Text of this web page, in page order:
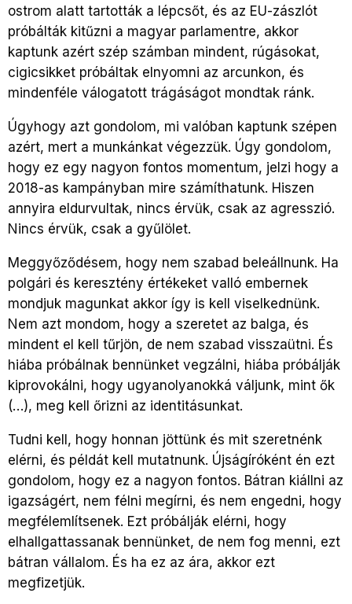
ostrom alatt tartották a lépcsőt, és az EU-zászlót
próbálták kitűzni a magyar parlamentre, akkor
kaptunk azért szép számban mindent, rúgásokat,
cigicsikket próbáltak elnyomni az arcunkon, és
mindenféle válogatott trágáságot mondtak ránk.
Úgyhogy azt gondolom, mi valóban kaptunk szépen
azért, mert a munkánkat végezzük. Úgy gondolom,
hogy ez egy nagyon fontos momentum, jelzi hogy a
2018-as kampányban mire számíthatunk. Hiszen
annyira eldurvultak, nincs érvük, csak az agresszió.
Nincs érvük, csak a gyűlölet.
Meggyőződésem, hogy nem szabad beleállnunk. Ha
polgári és keresztény értékeket valló embernek
mondjuk magunkat akkor így is kell viselkednünk.
Nem azt mondom, hogy a szeretet az balga, és
mindent el kell tűrjön, de nem szabad visszaütni. És
hiába próbálnak bennünket vegzálni, hiába próbálják
kiprovokálni, hogy ugyanolyanokká váljunk, mint ők
(…), meg kell őrizni az identitásunkat.
Tudni kell, hogy honnan jöttünk és mit szeretnénk
elérni, és példát kell mutatnunk. Újságíróként én ezt
gondolom, hogy ez a nagyon fontos. Bátran kiállni az
igazságért, nem félni megírni, és nem engedni, hogy
megfélemlítsenek. Ezt próbálják elérni, hogy
elhallgattassanak bennünket, de nem fog menni, ezt
bátran vállalom. És ha ez az ára, akkor ezt
megfizetjük.